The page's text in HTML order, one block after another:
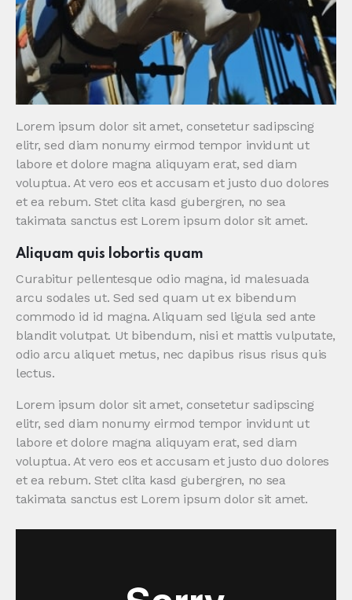
Lorem ipsum dolor sit amet, consetetur sadipscing
elitr, sed diam nonumy eirmod tempor invidunt ut
labore et dolore magna aliquyam erat, sed diam
voluptua. At vero eos et accusam et justo duo dolores
et ea rebum. Stet clita kasd gubergren, no sea
takimata sanctus est Lorem ipsum dolor sit amet.
Aliquam quis lobortis quam
Curabitur pellentesque odio magna, id malesuada
arcu sodales ut. Sed sed quam ut ex bibendum
commodo id id magna. Aliquam sed ligula sed ante
blandit volutpat. Ut bibendum, nisi et mattis vulputate,
odio arcu aliquet metus, nec dapibus risus risus quis
lectus.
Lorem ipsum dolor sit amet, consetetur sadipscing
elitr, sed diam nonumy eirmod tempor invidunt ut
labore et dolore magna aliquyam erat, sed diam
voluptua. At vero eos et accusam et justo duo dolores
et ea rebum. Stet clita kasd gubergren, no sea
takimata sanctus est Lorem ipsum dolor sit amet.